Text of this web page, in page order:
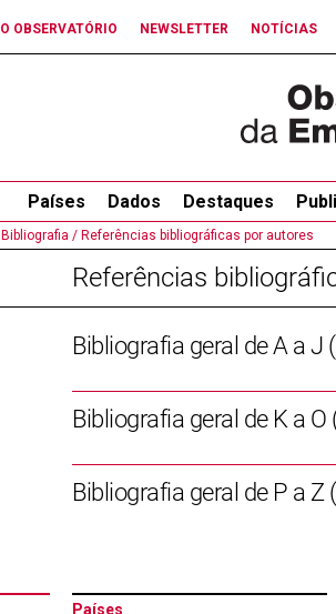
O OBSERVATÓRIO NEWSLETTER NOTÍCIAS
Países Dados Destaques
Bibliografia / Referências bibliográficas por autores
Referências
Bibliografia geral de A a J
Bibliografia geral de K a O
Bibliografia geral de P a Z
Países